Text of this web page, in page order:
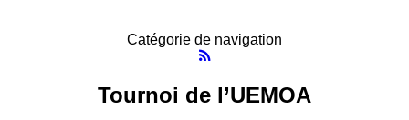
Catégorie de navigation
Tournoi de l’UEMOA